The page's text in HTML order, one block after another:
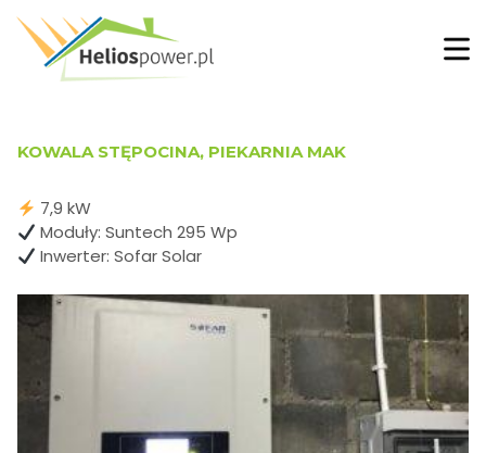
KOWALA STĘPOCINA, PIEKARNIA MAK
7,9 kW
Moduły: Suntech 295 Wp
Inwerter: Sofar Solar